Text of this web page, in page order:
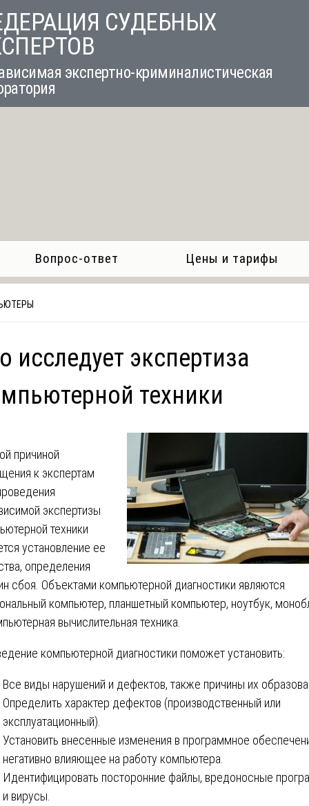
СУДЕБНЫХ
экспертно-криминалистическая
Вопрос-ответ Цены и тарифы
исследует экспертиза
техники
причиной
к экспертам
экспертизы
техники
установление ее
определения
сбоя. Объектами компьютерной диагностики являются
компьютер, планшетный компьютер, ноутбук,
вычислительная техника.
компьютерной диагностики поможет установить:
Все виды нарушений и дефектов, также причины их
Определить характер дефектов (производственный или
эксплуатационный).
Установить внесенные изменения в программное
негативно влияющее на работу компьютера.
Идентифицировать посторонние файлы, вредоносные
и вирусы.